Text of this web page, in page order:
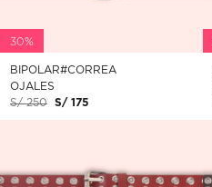
30%
BIPOLAR#CORREA
OJALES
S/ 250
S/ 175